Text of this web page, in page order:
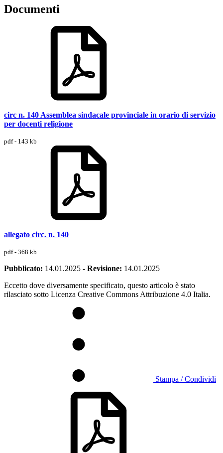
Documenti
circ n. 140 Assemblea sindacale provinciale in orario di servizio
per docenti religione
pdf - 143 kb
allegato circ. n. 140
pdf - 368 kb
Pubblicato: 14.01.2025 - Revisione: 14.01.2025
Eccetto dove diversamente specificato, questo articolo è stato
rilasciato sotto Licenza Creative Commons Attribuzione 4.0 Italia.
Stampa / Condividi